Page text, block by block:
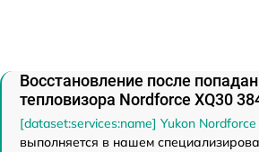
Восстановление после
тепловизора Nordforce XQ30
[dataset:services:name] Yukon
выполняется в нашем